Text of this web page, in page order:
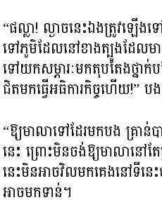
“ផល្លា! ល្ងាចនេះឯងត្រូវឡើ
ទៅភូមិដែលនៅខាងត្បូងដែលម
ទៅយកសម្ភារៈមកតុបតែងថ្នា
ជិតមកធ្វើអធិការកិច្ចហើយ!”
“ឱ្យមាលាទៅដែរមកបង គ្រាន់
នេះ ព្រោះមិនចង់ឱ្យមាលានៅត
នេះមិនអាចវិលមកគេងនៅទីនេ
អាចមកទាន់។